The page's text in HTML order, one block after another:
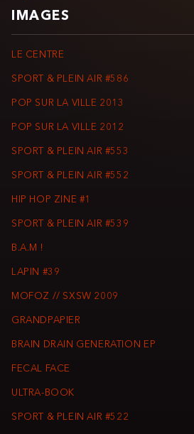
IMAGES
LE CENTRE
SPORT & PLEIN AIR #586
POP SUR LA VILLE 2013
POP SUR LA VILLE 2012
SPORT & PLEIN AIR #553
SPORT & PLEIN AIR #552
HIP HOP ZINE #1
SPORT & PLEIN AIR #539
B.A.M !
LAPIN #39
MOFOZ // SXSW 2009
GRANDPAPIER
BRAIN DRAIN GENERATION EP
FECAL FACE
ULTRA-BOOK
SPORT & PLEIN AIR #522